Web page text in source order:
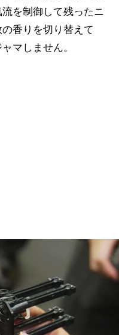
を制御して残ったニ
香りを切り替えて
マしません。